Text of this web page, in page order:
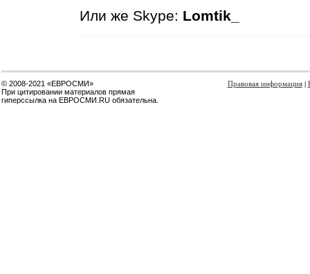
Или же Skype: Lomtik_
© 2008-2021 «ЕВРОСМИ»
При цитировании материалов прямая
гиперссылка на ЕВРОСМИ.RU обязательна.
Правовая информация|